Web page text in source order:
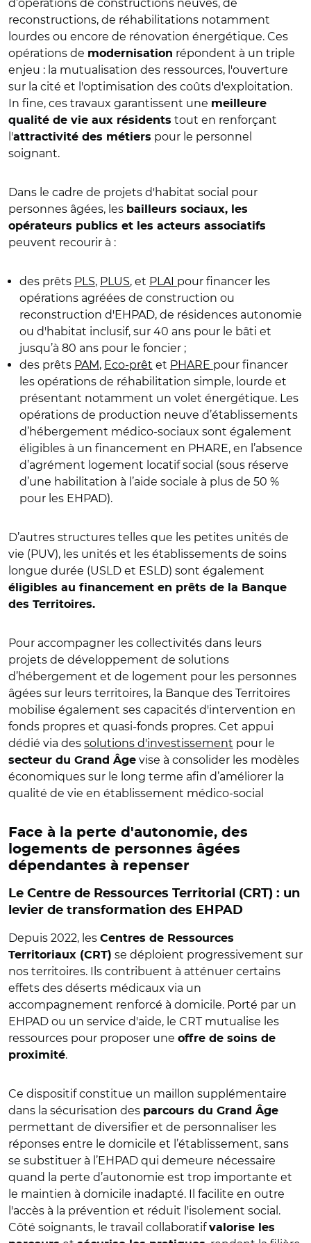
d’opérations de constructions neuves, de
reconstructions, de réhabilitations notamment
lourdes ou encore de rénovation énergétique. Ces
opérations de modernisation répondent à un triple
enjeu : la mutualisation des ressources, l'ouverture
sur la cité et l'optimisation des coûts d'exploitation.
In fine, ces travaux garantissent une meilleure
qualité de vie aux résidents tout en renforçant
l'attractivité des métiers pour le personnel
soignant.
Dans le cadre de projets d'habitat social pour
personnes âgées, les bailleurs sociaux, les
opérateurs publics et les acteurs associatifs
peuvent recourir à :
des prêts PLS, PLUS, et PLAI pour financer les
opérations agréées de construction ou
reconstruction d'EHPAD, de résidences autonomie
ou d'habitat inclusif, sur 40 ans pour le bâti et
jusqu’à 80 ans pour le foncier ;
des prêts PAM, Eco-prêt et PHARE pour financer
les opérations de réhabilitation simple, lourde et
présentant notamment un volet énergétique. Les
opérations de production neuve d’établissements
d’hébergement médico-sociaux sont également
éligibles à un financement en PHARE, en l’absence
d’agrément logement locatif social (sous réserve
d’une habilitation à l’aide sociale à plus de 50 %
pour les EHPAD).
D’autres structures telles que les petites unités de
vie (PUV), les unités et les établissements de soins
longue durée (USLD et ESLD) sont également
éligibles au financement en prêts de la Banque
des Territoires.
Pour accompagner les collectivités dans leurs
projets de développement de solutions
d’hébergement et de logement pour les personnes
âgées sur leurs territoires, la Banque des Territoires
mobilise également ses capacités d'intervention en
fonds propres et quasi-fonds propres. Cet appui
dédié via des solutions d'investissement pour le
secteur du Grand Âge vise à consolider les modèles
économiques sur le long terme afin d’améliorer la
qualité de vie en établissement médico-social
Face à la perte d'autonomie, des
logements de personnes âgées
dépendantes à repenser
Le Centre de Ressources Territorial (CRT) : un
levier de transformation des EHPAD
Depuis 2022, les Centres de Ressources
Territoriaux (CRT) se déploient progressivement sur
nos territoires. Ils contribuent à atténuer certains
effets des déserts médicaux via un
accompagnement renforcé à domicile. Porté par un
EHPAD ou un service d'aide, le CRT mutualise les
ressources pour proposer une offre de soins de
proximité.
Ce dispositif constitue un maillon supplémentaire
dans la sécurisation des parcours du Grand Âge
permettant de diversifier et de personnaliser les
réponses entre le domicile et l’établissement, sans
se substituer à l’EHPAD qui demeure nécessaire
quand la perte d’autonomie est trop importante et
le maintien à domicile inadapté. Il facilite en outre
l'accès à la prévention et réduit l'isolement social.
Côté soignants, le travail collaboratifvalorise les